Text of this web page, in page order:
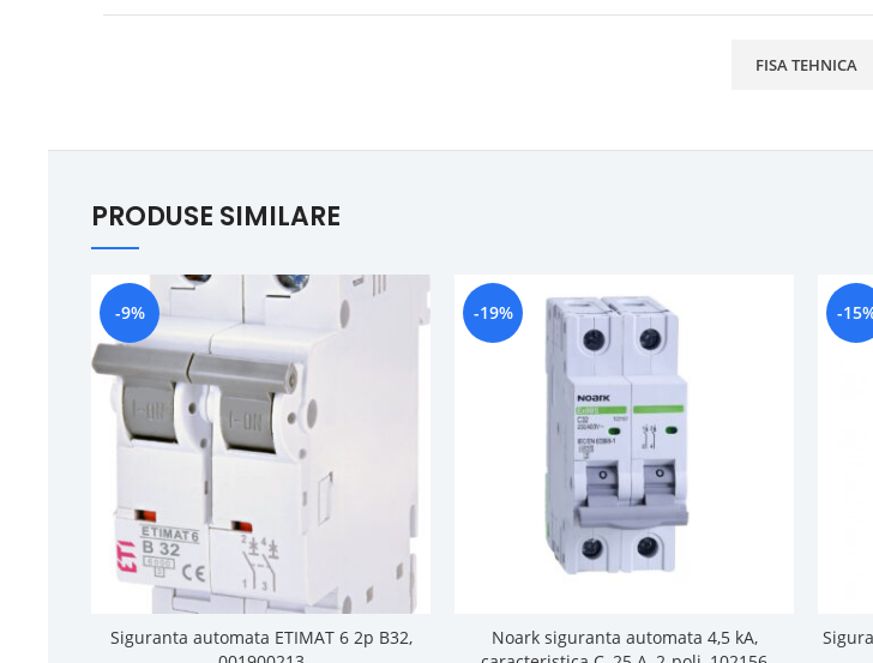
FISA TEHNICA
PRODUSE SIMILARE
-9%
Siguranta automata ETIMAT 6 2p B32,
-19%
Noark siguranta automata 4,5 kA,
-